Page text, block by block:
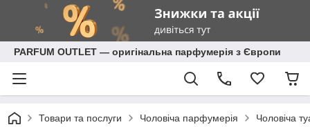
PARFUM OUTLET — оригінальна парфумерія з Європи
Товари та послуги Чоловіча парфумерія Чоловіча